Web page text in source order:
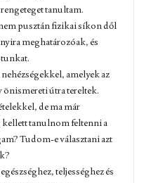
tanultam.
pusztán fizikai síkon dől
meghatározóak, és
amelyek az
útra tereltek.
de ma már
tanulnom feltenni a
Tudom-e választani azt
teljességhez és